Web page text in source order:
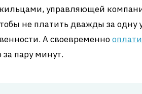
управляющей
не платить дважды за одну
А своевременно
пару минут.